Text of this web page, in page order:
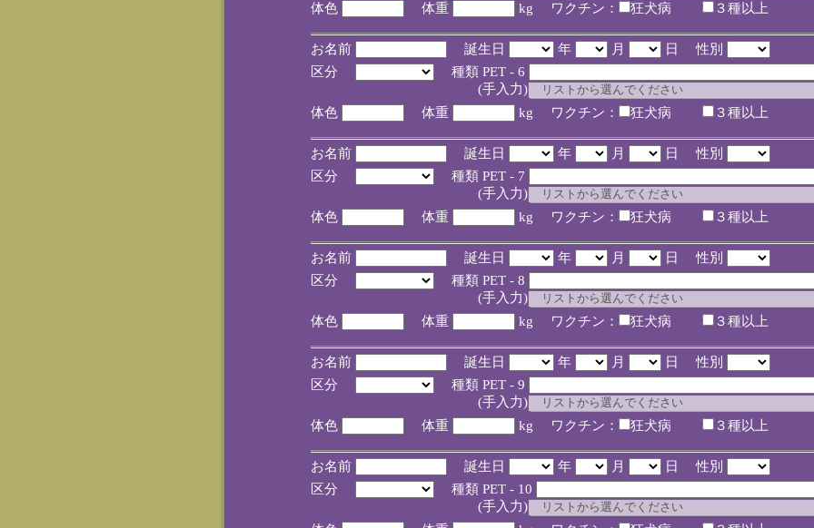
体色
体重 kg ワクチン： 狂犬病 ３種以上
お名前 誕生日 年 月
日 性別
区分
種類 PET - 6
(手入力)
体色
体重 kg ワクチン： 狂犬病 ３種以上
お名前 誕生日 年 月
日 性別
区分
種類 PET - 7
(手入力)
体色
体重 kg ワクチン： 狂犬病 ３種以上
お名前 誕生日 年 月
日 性別
区分
種類 PET - 8
(手入力)
体色
体重 kg ワクチン： 狂犬病 ３種以上
お名前 誕生日 年 月
日 性別
区分
種類 PET - 9
(手入力)
体色
体重 kg ワクチン： 狂犬病 ３種以上
お名前 誕生日 年 月
日 性別
区分
種類 PET - 10
(手入力)